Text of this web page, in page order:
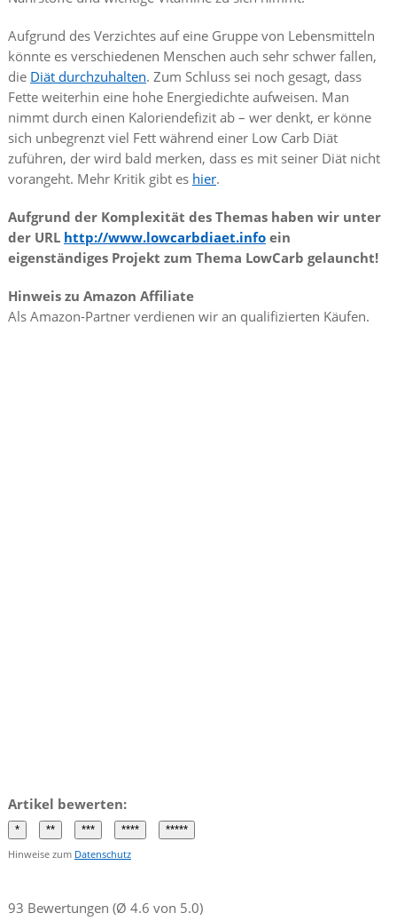
Aufgrund des Verzichtes auf eine Gruppe von Lebensmitteln
könnte es verschiedenen Menschen auch sehr schwer fallen,
die Diät durchzuhalten. Zum Schluss sei noch gesagt, dass
Fette weiterhin eine hohe Energiedichte aufweisen. Man
nimmt durch einen Kaloriendefizit ab – wer denkt, er könne
sich unbegrenzt viel Fett während einer Low Carb Diät
zuführen, der wird bald merken, dass es mit seiner Diät nicht
vorangeht. Mehr Kritik gibt es hier.
Aufgrund der Komplexität des Themas haben wir unter
der URL http://www.lowcarbdiaet.info ein
eigenständiges Projekt zum Thema LowCarb gelauncht!
Hinweis zu Amazon Affiliate
Als Amazon-Partner verdienen wir an qualifizierten Käufen.
Artikel bewerten:
Hinweise zum Datenschutz
93 Bewertungen (Ø 4.6 von 5.0)